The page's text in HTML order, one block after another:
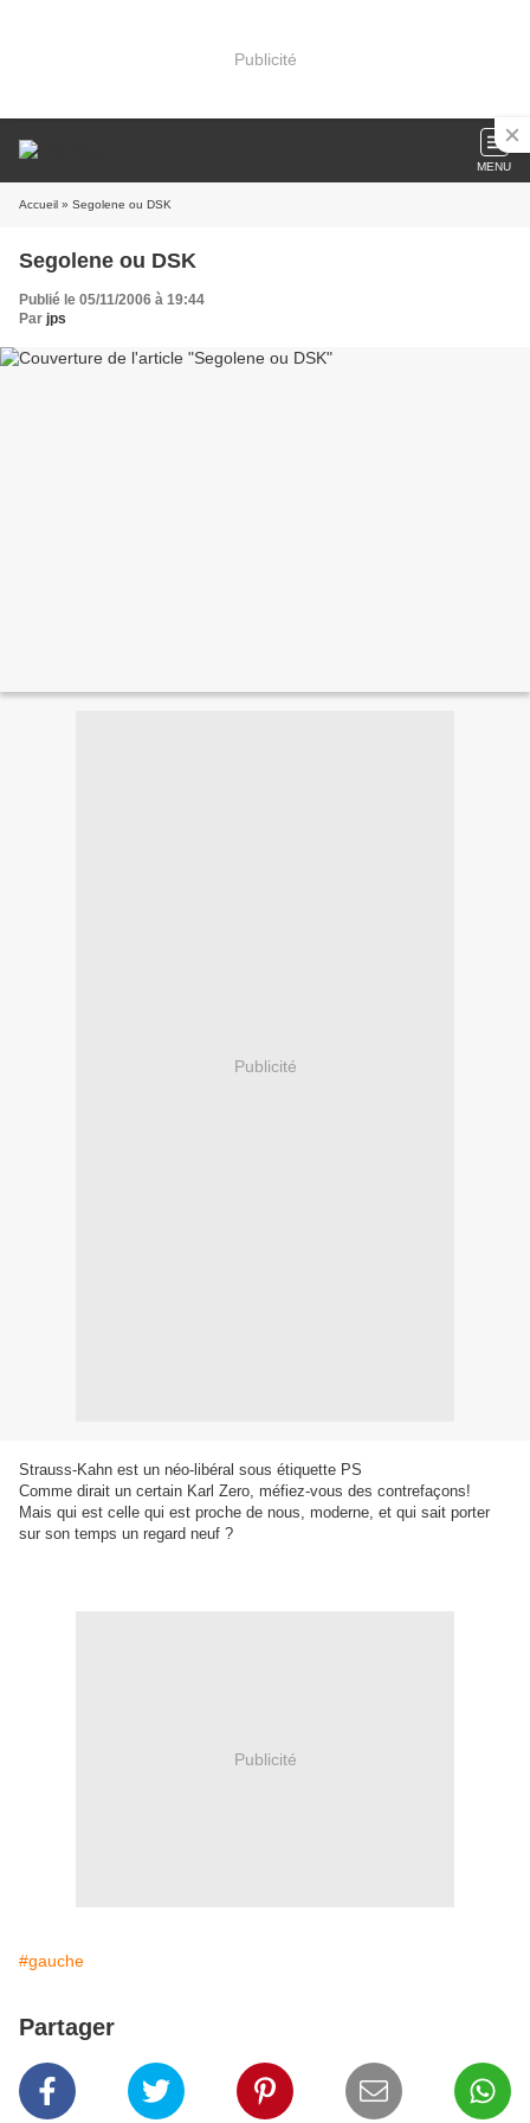
Publicité
MENU
Accueil » Segolene ou DSK
Segolene ou DSK
Publié le 05/11/2006 à 19:44
Par jps
Publicité
Strauss-Kahn est un néo-libéral sous étiquette PS
Comme dirait un certain Karl Zero, méfiez-vous des contrefaçons!
Mais qui est celle qui est proche de nous, moderne, et qui sait porter
sur son temps un regard neuf ?
Publicité
#gauche
Partager